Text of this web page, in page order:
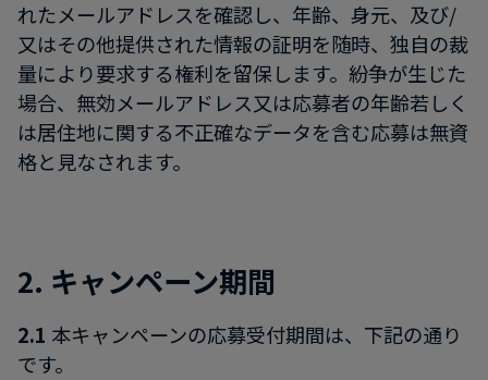
れたメールアドレスを確認し、年齢、身元、及び/
又はその他提供された情報の証明を随時、独自の裁
量により要求する権利を留保します。紛争が生じた
場合、無効メールアドレス又は応募者の年齢若しく
は居住地に関する不正確なデータを含む応募は無資
格と見なされます。
2. キャンペーン期間
2.1 本キャンペーンの応募受付期間は、下記の通り
です。